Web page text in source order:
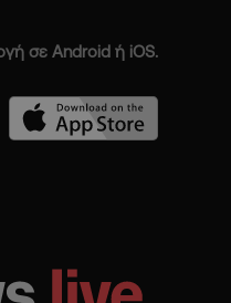
σε Android ή iOS.